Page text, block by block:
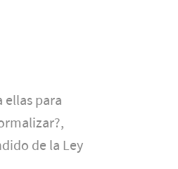
ellas para
de la Ley